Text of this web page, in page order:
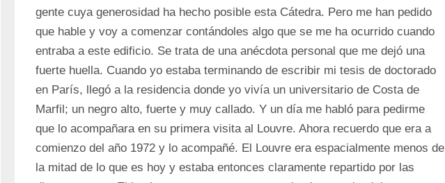
gente cuya generosidad ha hecho posible esta Cátedra. Pero me han pedido
que hable y voy a comenzar contándoles algo que se me ha ocurrido cuando
entraba a este edificio. Se trata de una anécdota personal que me dejó una
fuerte huella. Cuando yo estaba terminando de escribir mi tesis de doctorado
en París, llegó a la residencia donde yo vivía un universitario de Costa de
Marfil; un negro alto, fuerte y muy callado. Y un día me habló para pedirme
que lo acompañara en su primera visita al Louvre. Ahora recuerdo que era a
comienzo del año 1972 y lo acompañé. El Louvre era espacialmente menos de
la mitad de lo que es hoy y estaba entonces claramente repartido por las